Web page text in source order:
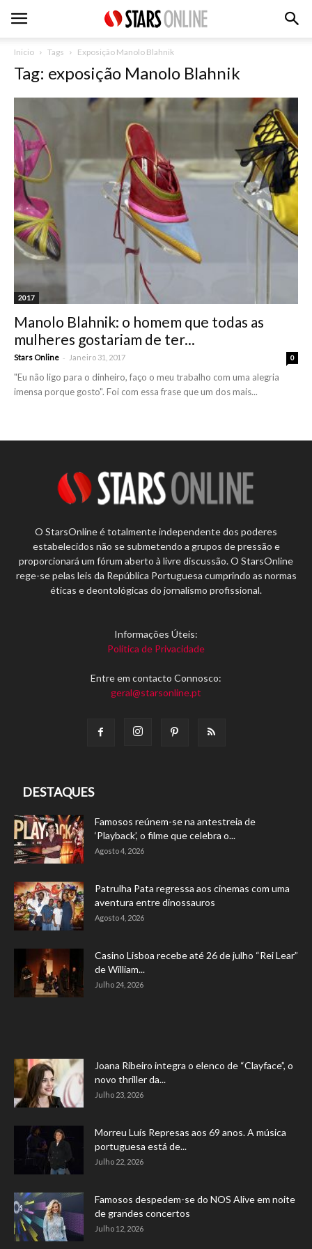
Inicio Tags Exposição Manolo Blahnik
Tag: exposição Manolo Blahnik
2017
Manolo Blahnik: o homem que todas as
mulheres gostariam de ter...
Stars Online - Janeiro 31, 2017 0
"Eu não ligo para o dinheiro, faço o meu trabalho com uma alegria
imensa porque gosto". Foi com essa frase que um dos mais...
O StarsOnline é totalmente independente dos poderes
estabelecidos não se submetendo a grupos de pressão e
proporcionará um fórum aberto à livre discussão. O StarsOnline
rege-se pelas leis da República Portuguesa cumprindo as normas
éticas e deontológicas do jornalismo profissional.
Informações Úteis:
Política de Privacidade
Entre em contacto Connosco:
geral@starsonline.pt
DESTAQUES
Famosos reúnem-se na antestreia de
‘Playback’, o filme que celebra o...
Agosto 4, 2026
Patrulha Pata regressa aos cinemas com uma
aventura entre dinossauros
Agosto 4, 2026
Casino Lisboa recebe até 26 de julho “Rei Lear”
de William...
Julho 24, 2026
Joana Ribeiro integra o elenco de “Clayface”, o
novo thriller da...
Julho 23, 2026
Morreu Luís Represas aos 69 anos. A música
portuguesa está de...
Julho 22, 2026
Famosos despedem-se do NOS Alive em noite
de grandes concertos
Julho 12, 2026